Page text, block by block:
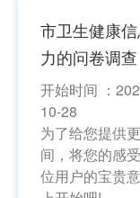
市卫生健康
力的问卷调查
开始时间 ：
10-28
为了给您提供
间，将您的感
位用户的宝贵